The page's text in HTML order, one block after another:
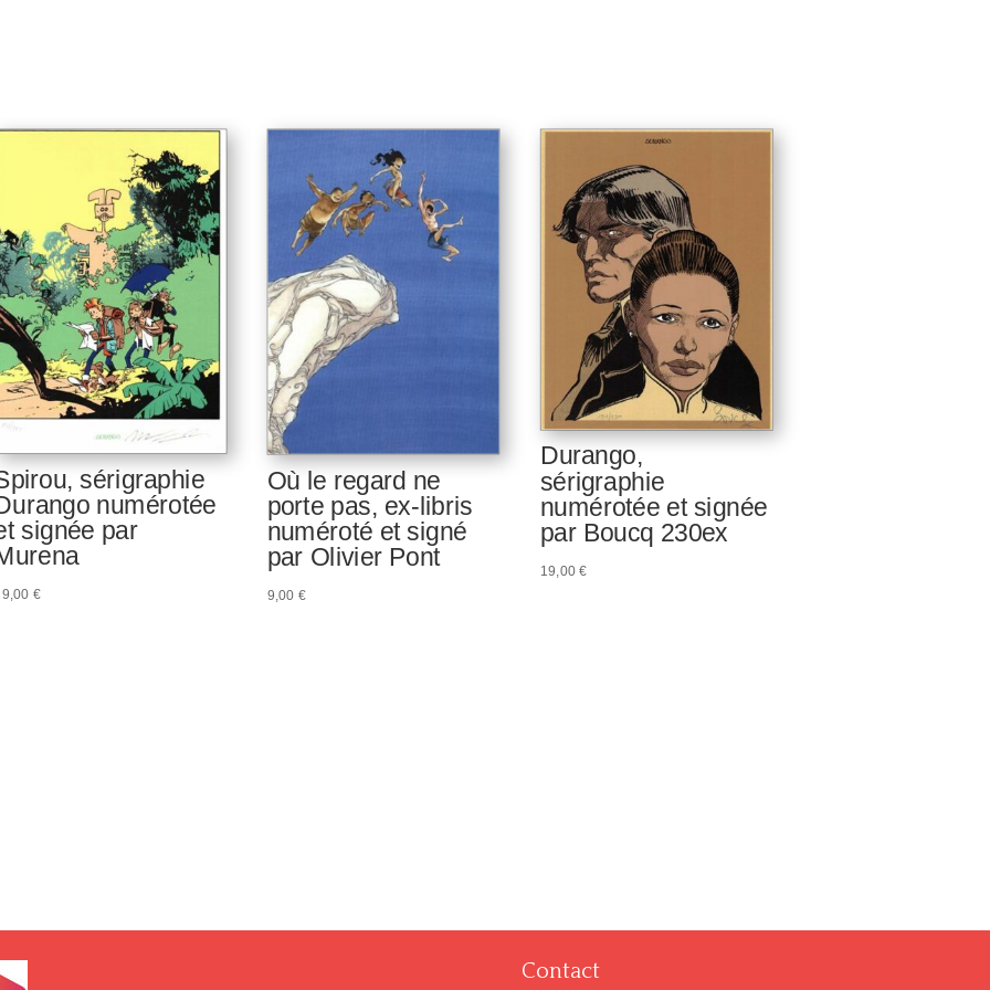
sérigraphie
numérotée
signée par
€
Où le regard ne
porte pas, ex-libris
numéroté et signé
par Olivier Pont
9,00€
Durango,
sérigraphie
numérotée et signée
par Boucq 230ex
19,00€
Contact